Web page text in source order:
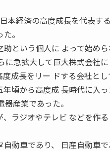
度成長を代表する企
。
という個人に よって始めら
急拡大して巨大株式会社に
成長をリー ドする会社とし
頃から高度成 長時代に入っ
産業であった。
ラジオやテレビ などを作
動車であり、 日産自動車で